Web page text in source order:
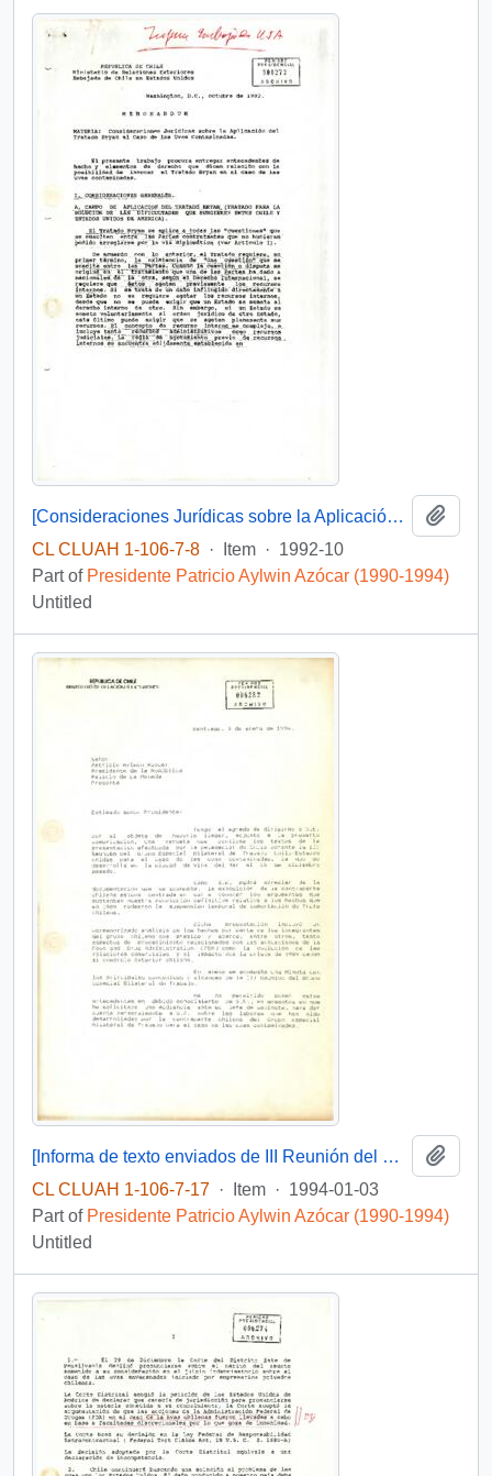
[Consideraciones Jurídicas sobre la Aplicación del Tratado Bryan al Caso de las Uvas Contaminadas]
CL CLUAH 1-106-7-8 · Item · 1992-10
Part of Presidente Patricio Aylwin Azócar (1990-1994)
Untitled
[Informa de texto enviados de III Reunión del Grupo Especial Bilateral de Trabajo Chile-Estados Unidos]
CL CLUAH 1-106-7-17 · Item · 1994-01-03
Part of Presidente Patricio Aylwin Azócar (1990-1994)
Untitled